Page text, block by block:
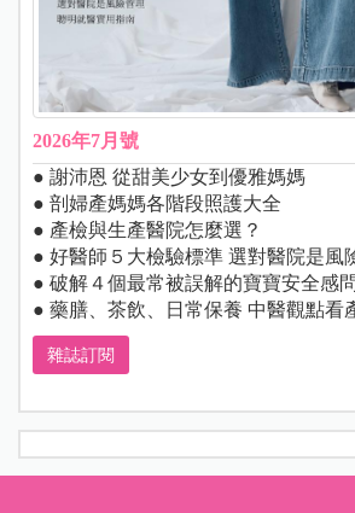
2026年7月號
● 謝沛恩 從甜美少女到優雅媽媽
● 剖婦產媽媽各階段照護大全
● 產檢與生產醫院怎麼選？
● 好醫師５大檢驗標準 選對醫院是風
● 破解４個最常被誤解的寶寶安全感
● 藥膳、茶飲、日常保養 中醫觀點看
雜誌訂閱